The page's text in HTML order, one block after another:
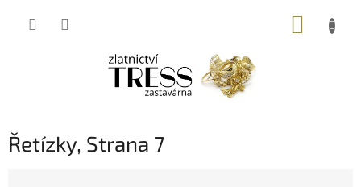
Řetízky, Strana 7